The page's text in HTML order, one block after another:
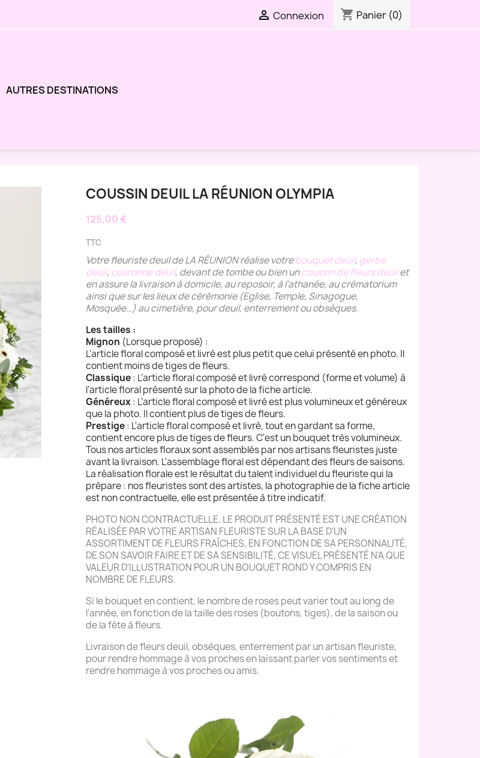
 Connexion shopping_cart Panier (0)
AUTRES DESTINATIONS
COUSSIN DEUIL LA RÉUNION OLYMPIA
125,00 €
TTC
Votre fleuriste deuil de LA RÉUNION réalise votrebouquet deuil, gerbe
deuil, couronne deuil, devant de tombe ou bien uncoussin de fleurs deuilet
en assure la livraison à domicile, au reposoir, à l’athanée, au crématorium
ainsi que sur les lieux de cérémonie (Eglise, Temple, Sinagogue,
Mosquée…) au cimetière, pour deuil, enterrement ou obsèques.
Les tailles :
Mignon (Lorsque proposé) :
L'article floral composé et livré est plus petit que celui présenté en photo. Il
contient moins de tiges de fleurs.
Classique: L'article floral composé et livré correspond (forme et volume) à
l'article floral présenté sur la photo de la fiche article.
Généreux: L'article floral composé et livré est plus volumineux et généreux
que la photo. Il contient plus de tiges de fleurs.
Prestige: L'article floral composé et livré, tout en gardant sa forme,
contient encore plus de tiges de fleurs. C'est un bouquet très volumineux.
Tous nos articles floraux sont assemblés par nos artisans fleuristes juste
avant la livraison. L'assemblage floral est dépendant des fleurs de saisons.
La réalisation florale est le résultat du talent individuel du fleuriste qui la
prépare : nos fleuristes sont des artistes, la photographie de la fiche article
est non contractuelle, elle est présentée à titre indicatif.
PHOTO NON CONTRACTUELLE. LE PRODUIT PRÉSENTÉ EST UNE CRÉATION
RÉALISÉE PAR VOTRE ARTISAN FLEURISTE SUR LA BASE D'UN
ASSORTIMENT DE FLEURS FRAÎCHES, EN FONCTION DE SA PERSONNALITÉ,
DE SON SAVOIR FAIRE ET DE SA SENSIBILITÉ, CE VISUEL PRÉSENTÉ N'A QUE
VALEUR D'ILLUSTRATION POUR UN BOUQUET ROND Y COMPRIS EN
NOMBRE DE FLEURS.
Si le bouquet en contient, le nombre de roses peut varier tout au long de
l'année, en fonction de la taille des roses (boutons, tiges), de la saison ou
de la fête à fleurs.
Livraison de fleurs deuil, obsèques, enterrement par un artisan fleuriste,
pour rendre hommage à vos proches en laissant parler vos sentiments et
rendre hommage à vos proches ou amis.